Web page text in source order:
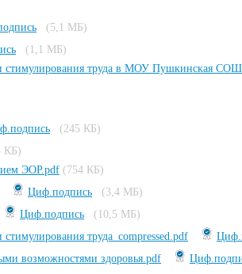
(5,1 МБ)
(1,1 МБ)
стимулирования труда в МОУ Пушкинская
(245 КБ)
КБ)
ЭОР.pdf (754 КБ)
Циф.подпись
(3,4 МБ)
Циф.подпись
(10,5 МБ)
труда_compressed.pdf
возможностями здоровья.pdf